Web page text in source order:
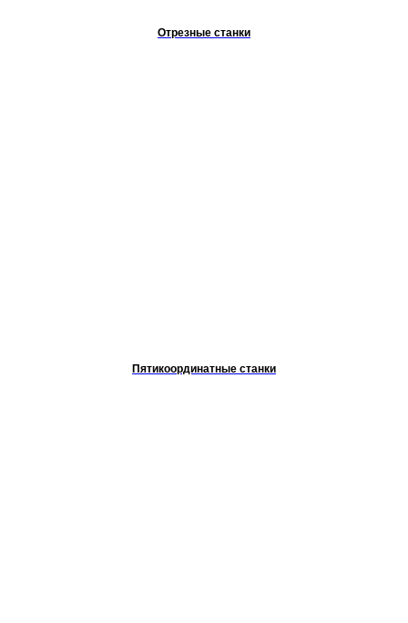
Отрезные станки
Пятикоординатные станки